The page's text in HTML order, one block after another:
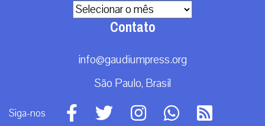
Arquivos
Contato
info@gaudiumpress.org
São Paulo, Brasil
Siga-nos